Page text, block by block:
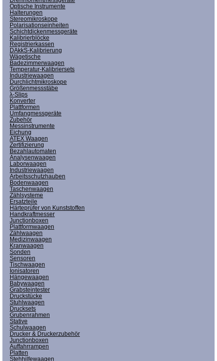
Optische Instrumente
Halterungen
Stereomikroskope
Polarisationseinheiten
Schichtdickenmessgeräte
Kalibrierblöcke
Registrierkassen
DAkkS-Kalibrierung
Wägetische
Badezimmerwaagen
Temperatur-Kalibriersets
Industriewaagen
Durchlichtmikroskope
Größenmessstäbe
λ-Slips
Konverter
Plattformen
Umfangmessgeräte
Zubehör
Messinstrumente
Eichung
ATEX Waagen
Zertifizierung
Bezahlautomaten
Analysenwaagen
Laborwaagen
Industriewaagen
Arbeitsschutzhauben
Bodenwaagen
Taschenwaagen
Zählsysteme
Ersatzteile
Härteprüfer von Kunststoffen
Handkraftmesser
Junctionboxen
Plattformwaagen
Zählwaagen
Medizinwaagen
Kranwaagen
Sonden
Sensoren
Tischwaagen
Ionisatoren
Hängewaagen
Babywaagen
Grabsteintester
Druckstücke
Stuhlwaagen
Drucksets
Grubenrahmen
Stative
Schulwaagen
Drucker & Druckerzubehör
Junctionboxen
Auffahrrampen
Platten
Stehhilfewaagen